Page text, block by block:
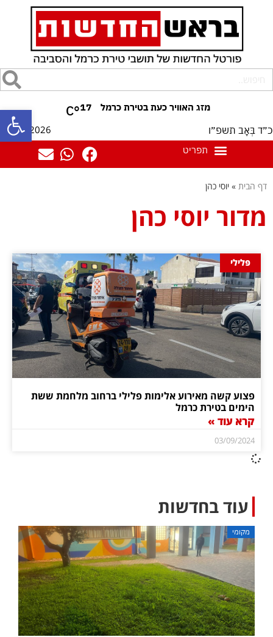
פתח 17
°C
כ״ד בְּאָב תשפ״ו 07/08/2026
דף הבית » יוסי כהן
מדור יוסי כהן
פלילי
פצוע קשה מאירוע אלימות פלילי ברחוב מלחמת ששת
הימים בטירת כרמל
קרא עוד »
03/09/2024
עוד בחדשות
מקומי